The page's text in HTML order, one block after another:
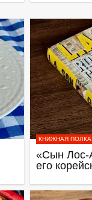
КНИЖНАЯ ПОЛКА
«Сын Лос-
его